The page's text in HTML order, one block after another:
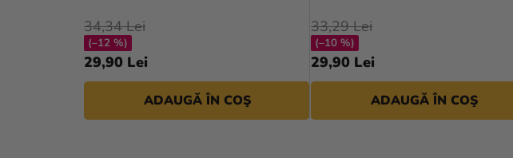
29,90 Lei
34,34 Lei
(–12 %)
ADAUGĂ ÎN COŞ
29,90 Lei
33,29 Lei
(–10 %)
ADAUGĂ ÎN COŞ